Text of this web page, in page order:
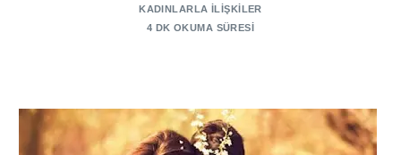
KADINLARLA İLIŞKILER
4 DK OKUMA SÜRESI